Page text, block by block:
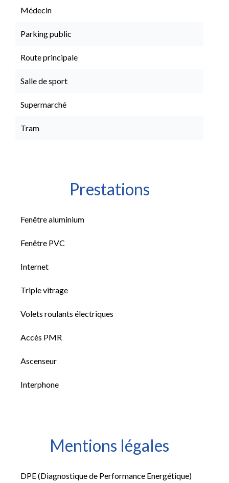
Médecin
Parking public
Route principale
Salle de sport
Supermarché
Tram
Prestations
Fenêtre aluminium
Fenêtre PVC
Internet
Triple vitrage
Volets roulants électriques
Accès PMR
Ascenseur
Interphone
Mentions légales
DPE (Diagnostique de Performance Energétique)